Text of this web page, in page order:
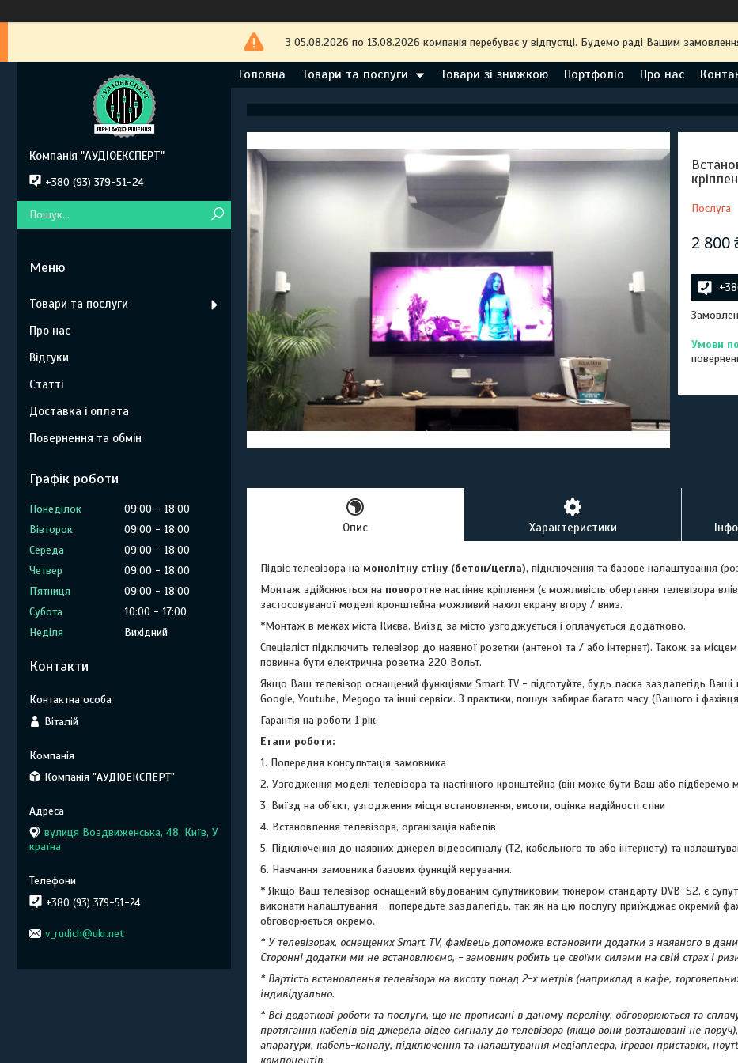
З 05.08.2026 по 13.08.2026 компанія перебуває у відпустці. Будемо раді Вашим
Головна Товари та послуги Товари зі знижкою Портфоліо Про нас
Послуга
2 800
Опис Характеристики
Підвіс телевізора на монолітну стіну (бетон/цегла), підключення та базове налаштування
Монтаж здійснюється на поворотне настінне кріплення (є можливість обертання телевізора
застосовуваної моделі кронштейна можливий нахил екрану вгору / вниз.
*Монтаж в межах міста Києва. Виїзд за місто узгоджується і оплачується додатково.
Спеціаліст підключить телевізор до наявної розетки (антеної та / або інтернет). Також за
повинна бути електрична розетка 220 Вольт.
Якщо Ваш телевізор оснащений функціями Smart TV - підготуйте, будь ласка заздалегідь Ваші
Google, Youtube, Megogo та інші сервіси. З практики, пошук забирає багато часу (Вашого і
Гарантія на роботи 1 рік.
Етапи роботи:
1. Попередня консультація замовника
2. Узгодження моделі телевізора та настінного кронштейна (він може бути Ваш або підберемо
3. Виїзд на об'єкт, узгодження місця встановлення, висоти, оцінка надійності стіни
4. Встановлення телевізора, організація кабелів
5. Підключення до наявних джерел відеосигналу (T2, кабельного тв або інтернету) та
6. Навчання замовника базових функцій керування.
* Якщо Ваш телевізор оснащений вбудованим супутниковим тюнером стандарту DVB-S2, є
виконати налаштування - попередьте заздалегідь, так як на цю послугу приїжджає окремий
обговорюється окремо.
* У телевізорах, оснащених Smart TV, фахівець допоможе встановити додатки з наявного в
Сторонні додатки ми не встановлюємо, - замовник робить це своїми силами на свій страх і
* Вартість встановлення телевізора на висоту понад 2-х метрів (наприклад в кафе,
індивідуально.
* Всі додаткові роботи та послуги, що не прописані в даному переліку, обговорюються та
протягання кабелів від джерела відео сигналу до телевізора (якщо вони розташовані не
апаратури, кабель-каналу, підключення та налаштування медіаплеєра, ігрової приставки,
компонентів.
Компанія "АУДІОЕКСПЕРТ"
+380 (93) 379-51-24
Товари та послуги
Про нас
Відгуки
Статті
Доставка і оплата
Повернення та обмін
Графік роботи
Понеділок 09:00
18:00
Вівторок
09:00
18:00
Середа
09:00
18:00
Четвер
09:00
18:00
Пʼятниця
09:00
18:00
Субота
10:00
17:00
Неділя
Вихідний
Контакти
Віталій
Компанія "АУДІОЕКСПЕРТ"
вулиця Воздвиженська, 48, Київ, У
країна
+380 (93) 379-51-24
v_rudich@ukr.net